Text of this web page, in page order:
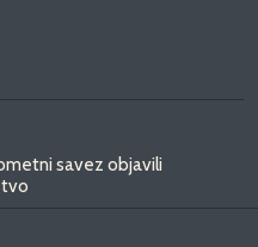
savez objavili